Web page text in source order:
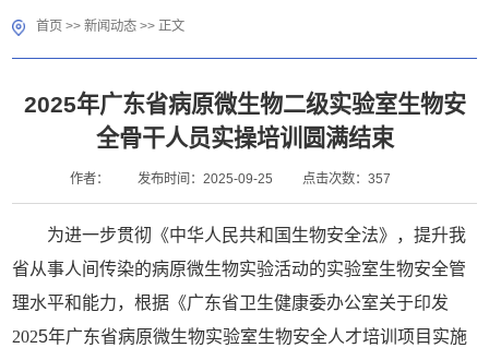
首页 >>新闻动态 >> 正文
2025年广东省病原微生物二级实验室生物安
全骨干人员实操培训圆满结束
作者： 发布时间：2025-09-25 点击次数： 357
为进一步贯彻《中华人民共和国生物安全法》，提升我
省从事人间传染的病原微生物实验活动的实验室生物安全管
理水平和能力，根据《广东省卫生健康委办公室关于印发
2025年广东省病原微生物实验室生物安全人才培训项目实施